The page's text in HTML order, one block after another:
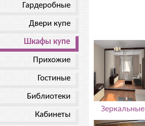
Гардеробные
Двери купе
Шкафы купе
Прихожие
Гостиные
Библиотеки
Кабинеты
Зеркальные